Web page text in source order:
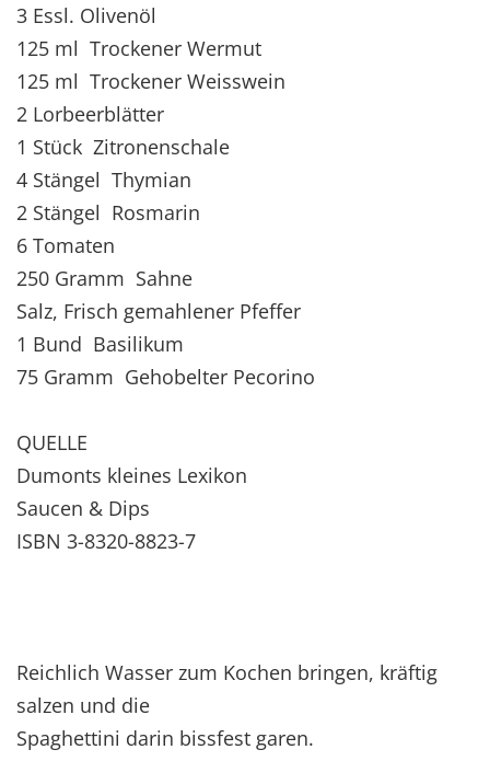
3 Essl. Olivenöl
125 ml Trockener Wermut
125 ml Trockener Weisswein
2 Lorbeerblätter
1 Stück Zitronenschale
4 Stängel Thymian
2 Stängel Rosmarin
6 Tomaten
250 Gramm Sahne
Salz, Frisch gemahlener Pfeffer
1 Bund Basilikum
75 Gramm Gehobelter Pecorino
QUELLE
Dumonts kleines Lexikon
Saucen & Dips
ISBN 3-8320-8823-7
Reichlich Wasser zum Kochen bringen, kräftig
salzen und die
Spaghettini darin bissfest garen.